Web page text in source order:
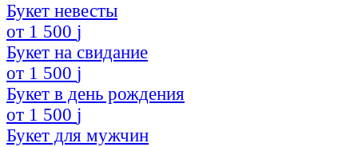
Букет невесты
от 1 500 j
Букет на свидание
от 1 500 j
Букет в день рождения
от 1 500 j
Букет для мужчин